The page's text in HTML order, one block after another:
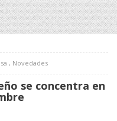
, Novedades
se concentra en